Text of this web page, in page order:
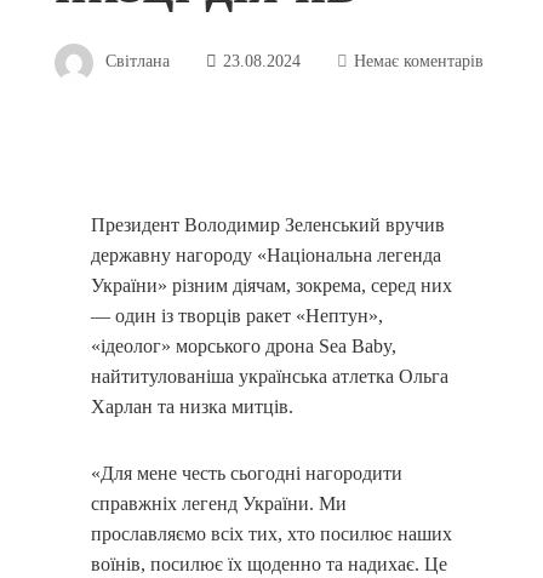
Світлана 23.08.2024 Немає коментарів
Президент Володимир Зеленський вручив
державну нагороду «Національна легенда
України» різним діячам, зокрема, серед них
— один із творців ракет «Нептун»,
«ідеолог» морського дрона Sea Baby,
найтитулованіша українська атлетка Ольга
Харлан та низка митців.
«Для мене честь сьогодні нагородити
справжніх легенд України. Ми
прославляємо всіх тих, хто посилює наших
воїнів, посилює їх щоденно та надихає. Це